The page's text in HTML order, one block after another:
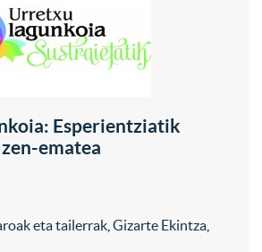
Esperientziatik
ematea
eta tailerrak Gizarte Ekintza